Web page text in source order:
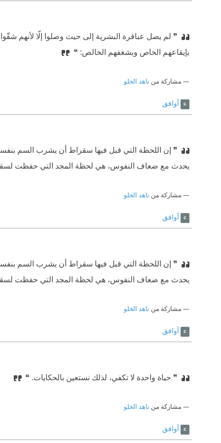
❞ لم يصل عباقرة البشرية إلى حيث وصلوا إلّا لأنهم
بإيقاعهم الخاص وبشغفهم الخالص: ❝
مشاركة من ناهد الخلو
أوافق
❞ إن اللحظة التي قبل فيها سقراط أن يشرب السم
يحدث مع ضعاف النفوس، هي لحظة المجد التي حفظت
مشاركة من ناهد الخلو
أوافق
❞ إن اللحظة التي قبل فيها سقراط أن يشرب السم
يحدث مع ضعاف النفوس، هي لحظة المجد التي حفظت
مشاركة من ناهد الخلو
أوافق
❞ حياة واحدة لا تكفي، لذلك نستعين بالحكايات. ❝
مشاركة من ناهد الخلو
أوافق